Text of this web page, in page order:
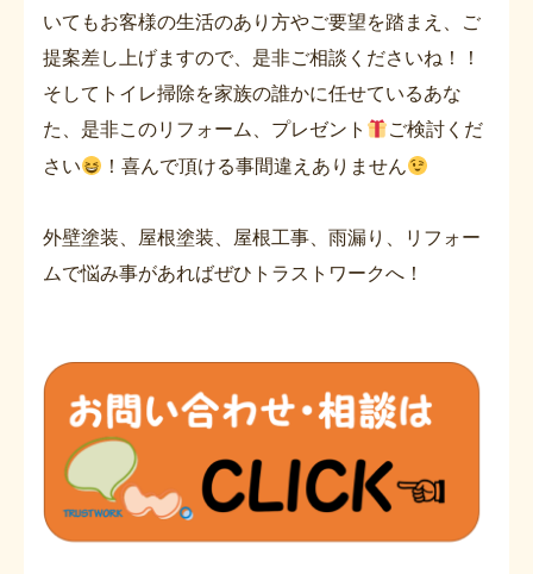
いてもお客様の生活のあり方やご要望を踏まえ、ご
提案差し上げますので、是非ご相談くださいね！！
そしてトイレ掃除を家族の誰かに任せているあな
た、是非このリフォーム、プレゼント
ご検討くだ
さい
！喜んで頂ける事間違えありません
外壁塗装、屋根塗装、屋根工事、雨漏り、リフォー
ムで悩み事があればぜひトラストワークへ！